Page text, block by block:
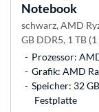
Notebook
schwarz, AMD
GB DDR5, 1 TB
Prozessor:
Grafik: AMD
Speicher: 32
Festplatte